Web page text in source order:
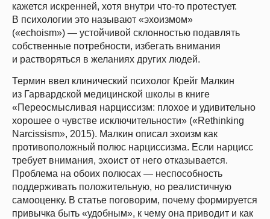
кажется искренней, хотя внутри что-то протестует.
В психологии это называют «эхоизмом»
(«echoism») — устойчивой склонностью подавлять
собственные потребности, избегать внимания
и растворяться в желаниях других людей.
Термин ввел клинический психолог Крейг Малкин
из Гарвардской медицинской школы в книге
«Переосмысливая нарциссизм: плохое и удивительно
хорошее о чувстве исключительности» («Rethinking
Narcissism», 2015). Малкин описал эхоизм как
противоположный полюс нарциссизма. Если нарцисс
требует внимания, эхоист от него отказывается.
Проблема на обоих полюсах — неспособность
поддерживать положительную, но реалистичную
самооценку. В статье поговорим, почему формируется
привычка быть «удобным», к чему она приводит и как